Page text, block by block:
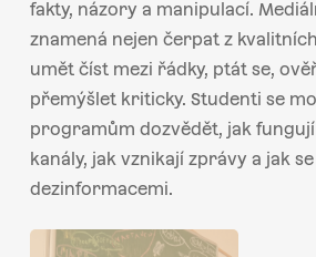
fakty, názory a manipulací.
znamená nejen čerpat z
umět číst mezi řádky, ptát se,
přemýšlet kriticky. Studenti se
programům dozvědět, jak
kanály, jak vznikají zprávy a jak
dezinformacemi.